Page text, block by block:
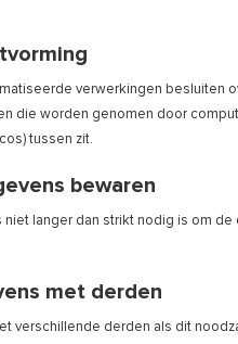
verwerkingen besluiten
die worden genomen door
tussen zit.
bewaren
langer dan strikt nodig is om
met derden
verschillende derden als dit